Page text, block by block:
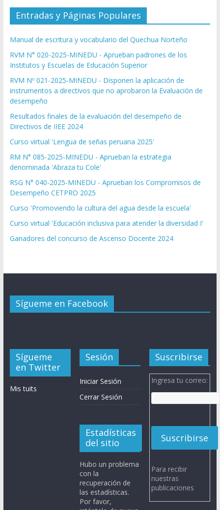
Entradas y Páginas Populares
Manual de escritura y vocabulario del Quechua Norteño
RVM N° 020-2025-MINEDU - Aprueban padrones de los
Institutos y Escuelas de Educación Superior
RVM Nº 021-2025-MINEDU - Disponen la aplicación de
instrumentos a directivos que no aprobaron la Evaluación de
desempeño
Resultados finales de la evaluación del desempeño de
Directivos de IIEE 2024
Curso virtual 'Lengua de señas peruana 2025'
RM N° 085-2025-MINEDU - Aprueban la estrategia
denominada 'Abraza tu Cole'
RSG N° 040-2025-MINEDU - Aprueban los Compromisos de
Desempeño CETPRO 2025
Curso 'Promoviendo la cultura del agua desde la escuela'
Curso virtual 'Educación inclusiva para atender la diversidad I'
Ganadores del concurso de Ascenso Docente 2024
Sígueme en Facebook
Sígueme
en Twitter
Mis tuits
Sesión
Iniciar Sesión
Cerrar Sesión
Estadísticas
del sitio
Hubo un problema
con la
recuperación de
las estadísticas.
Por favor,
Suscribirse
Ingresa tu correo:
Para recibir
nuestras
publicaciones